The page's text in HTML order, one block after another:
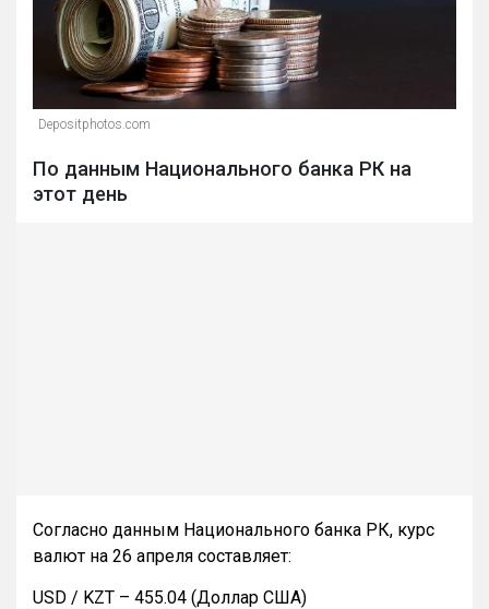
Depositphotos.com
По данным Национального банка РК на
этот день
Согласно данным Национального банка РК, курс
валют на 26 апреля составляет:
USD / KZT – 455.04 (Доллар США)